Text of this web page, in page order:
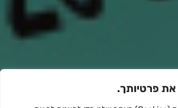
את פרטיותך.